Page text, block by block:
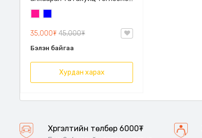
загвартай, 30кг хүртэл
даацтай
35,000₮ 45,000₮
Бэлэн байгаа
Хурдан харах
Хүргэлтийн төлбөр 6000₮